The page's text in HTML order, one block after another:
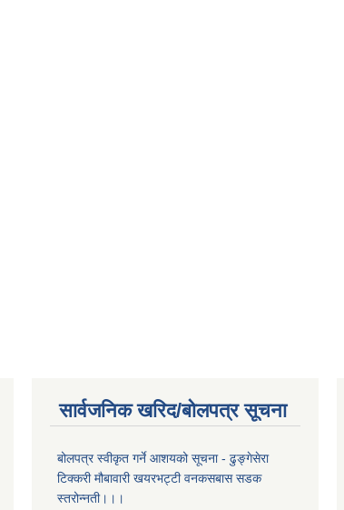
सार्वजनिक खरिद/बोलपत्र सूचना
बोलपत्र स्वीकृत गर्ने आशयको सूचना - ढुङ्गेसेरा
टिक्करी मौबावारी खयरभट्टी वनकसबास सडक
स्तरोन्नती।।।